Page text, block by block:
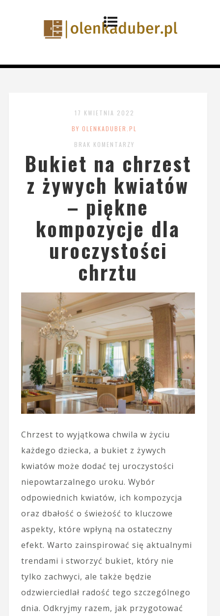
17 KWIETNIA 2022
BY OLENKADUBER.PL
BRAK KOMENTARZY
Bukiet na chrzest
z żywych kwiatów
– piękne
kompozycje dla
uroczystości
chrztu
Chrzest to wyjątkowa chwila w życiu
każdego dziecka, a bukiet z żywych
kwiatów może dodać tej uroczystości
niepowtarzalnego uroku. Wybór
odpowiednich kwiatów, ich kompozycja
oraz dbałość o świeżość to kluczowe
aspekty, które wpłyną na ostateczny
efekt. Warto zainspirować się aktualnymi
trendami i stworzyć bukiet, który nie
tylko zachwyci, ale także będzie
odzwierciedlał radość tego szczególnego
dnia. Odkryjmy razem, jak przygotować